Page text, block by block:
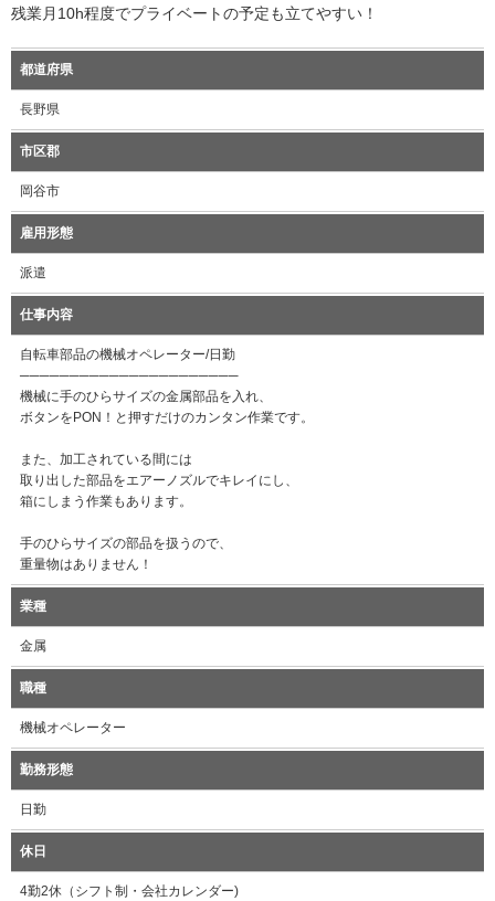
残業月10h程度でプライベートの予定も立てやすい！
都道府県
長野県
市区郡
岡谷市
雇用形態
派遣
仕事内容
自転車部品の機械オペレーター/日勤
──────────────────────
機械に手のひらサイズの金属部品を入れ、
ボタンをPON！と押すだけのカンタン作業です。
また、加工されている間には
取り出した部品をエアーノズルでキレイにし、
箱にしまう作業もあります。
手のひらサイズの部品を扱うので、
重量物はありません！
業種
金属
職種
機械オペレーター
勤務形態
日勤
休日
4勤2休（シフト制・会社カレンダー)